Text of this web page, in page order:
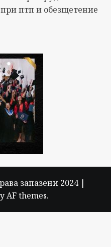
птп и обезщетение
запазени 2024 |
AF themes.